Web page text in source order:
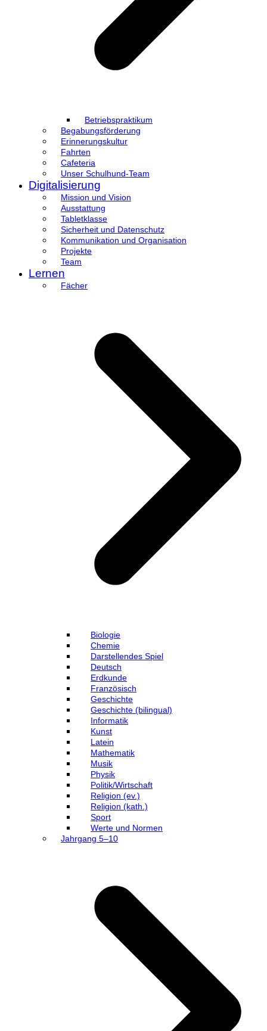
Betriebspraktikum
Begabungsförderung
Erinnerungskultur
Fahrten
Cafeteria
Unser Schulhund-Team
Digitalisierung
Mission und Vision
Ausstattung
Tabletklasse
Sicherheit und Datenschutz
Kommunikation und Organisation
Projekte
Team
Lernen
Fächer
Biologie
Chemie
Darstellendes Spiel
Deutsch
Erdkunde
Französisch
Geschichte
Geschichte (bilingual)
Informatik
Kunst
Latein
Mathematik
Musik
Physik
Politik/Wirtschaft
Religion (ev.)
Religion (kath.)
Sport
Werte und Normen
Jahrgang 5–10